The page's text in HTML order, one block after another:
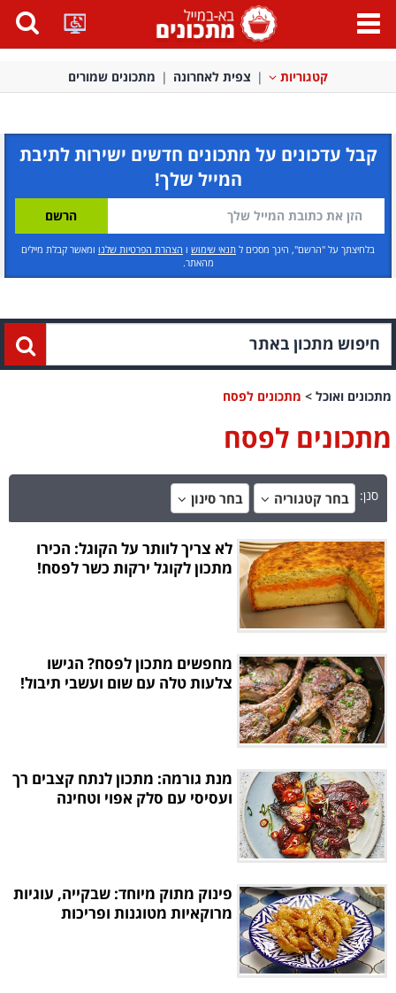
פתח
תפריט
קטגוריות צפית לאחרונה מתכונים שמורים
קבל עדכונים על מתכונים חדשים ישירות לתיבת
המייל שלך!
בלחיצתך על "הרשם", הינך מסכים ל תנאי שימוש ו הצהרת הפרטיות שלנו ומאשר קבלת מיילים
מהאתר.
מתכונים ואוכל > מתכונים לפסח
מתכונים לפסח
סנן: בחר קטגוריה בחר סינון
לא צריך לוותר על הקוגל: הכירו
מתכון לקוגל ירקות כשר לפסח!
מחפשים מתכון לפסח? הגישו
צלעות טלה עם שום ועשבי תיבול!
מנת גורמה: מתכון לנתח קצבים רך
ועסיסי עם סלק אפוי וטחינה
פינוק מתוק מיוחד: שבקייה, עוגיות
מרוקאיות מטוגנות ופריכות